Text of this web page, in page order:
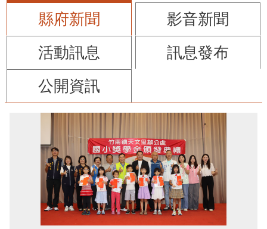
縣府新聞
影音新聞
活動訊息
訊息發布
公開資訊